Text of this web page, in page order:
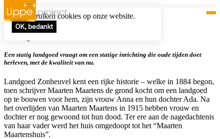
Wij gebruiken cookies op onze website.
OK, bedankt
Landgoed Zonheuvel, Doorn
Een statig landgoed vraagt om een statige inrichting die oude tijden doet
herleven, met de kwaliteit van nu.
Landgoed Zonheuvel kent een rijke historie – welke in 1884 begon,
toen schrijver Maarten Maartens de grond kocht om een landgoed
op te bouwen voor hem, zijn vrouw Anna en hun dochter Ada. Na
het overlijden van Maarten Maartens in 1915 hebben vrouw en
dochter er nog gewoond tot hun dood. Ter ere aan de nagedachtenis
van haar vader werd het huis omgedoopt tot het “Maarten
Maartenshuis”.